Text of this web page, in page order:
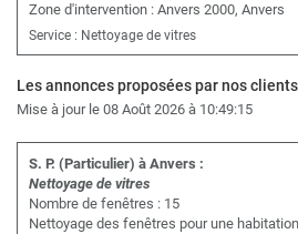
Zone d'intervention : Anvers 2000, Anvers
Service : Nettoyage de vitres
Les annonces proposées par nos
Mise à jour le 08 Août 2026 à 10:49:15
S. P. (Particulier) à Anvers :
Nettoyage de vitres
Nombre de fenêtres : 15
Nettoyage des fenêtres pour une